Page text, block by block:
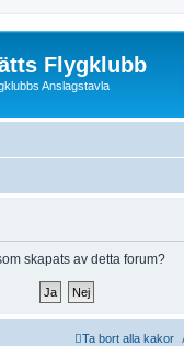
Flygklubb
Anslagstavla
skapats av detta forum?
Ta bort alla kakor